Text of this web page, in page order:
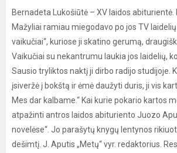
Bernadeta Lukošiūtė – XV laidos abiturientė.
Mažyliai ramiau miegodavo po jos TV laidelių
vaikučiai“, kuriose ji skatino gerumą,
Vaikučiai su nekantrumu laukia jos laidelių,
Sausio tryliktos naktį ji dirbo radijo studijoje.
įsiveržė į bokštą ir ėmė daužyti duris, ji vis
Mes dar kalbame.“ Kai kurie pokario kartos
atpažinti antros laidos abituriento Juozo
novelėse“. Jo parašytų knygų lentynos
dešimtį. J. Aputis „Metų“ vyr. redaktorius.